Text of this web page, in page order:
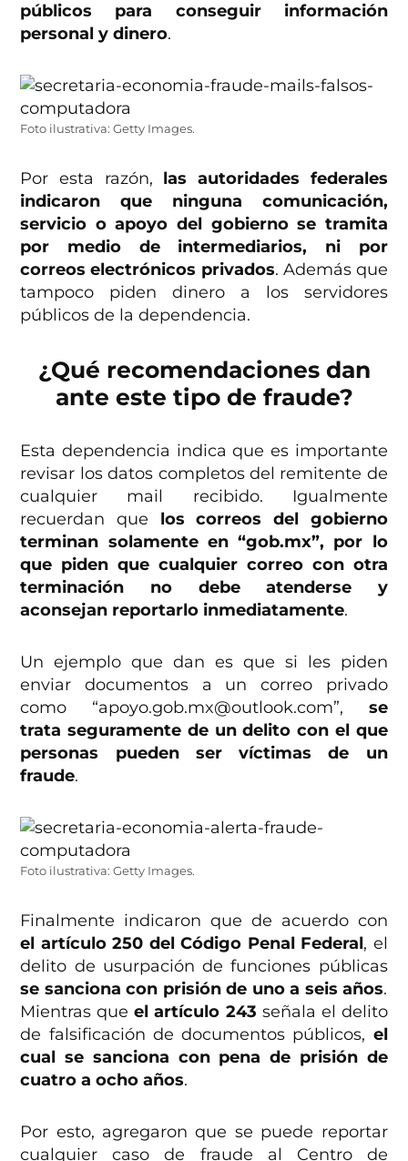
públicos para conseguir información
personal y dinero.
Foto ilustrativa: Getty Images.
Por esta razón, las autoridades federales
indicaron que ninguna comunicación,
servicio o apoyo del gobierno se tramita
por medio de intermediarios, ni por
correos electrónicos privados. Además que
tampoco piden dinero a los servidores
públicos de la dependencia.
¿Qué recomendaciones dan
ante este tipo de fraude?
Esta dependencia indica que es importante
revisar los datos completos del remitente de
cualquier mail recibido. Igualmente
recuerdan que los correos del gobierno
terminan solamente en “gob.mx”, por lo
que piden que cualquier correo con otra
terminación no debe atenderse y
aconsejan reportarlo inmediatamente.
Un ejemplo que dan es que si les piden
enviar documentos a un correo privado
como “apoyo.gob.mx@outlook.com”, se
trata seguramente de un delito con el que
personas pueden ser víctimas de un
fraude.
Foto ilustrativa: Getty Images.
Finalmente indicaron que de acuerdo con
el artículo 250 del Código Penal Federal, el
delito de usurpación de funciones públicas
se sanciona con prisión de uno a seis años.
Mientras queel artículo 243 señala el delito
de falsificación de documentos públicos, el
cual se sanciona con pena de prisión de
cuatro a ocho años.
Por esto, agregaron que se puede reportar
cualquier caso de fraude al Centro de